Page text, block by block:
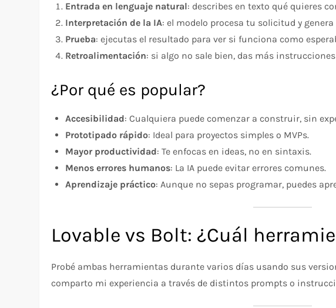
Entrada en lenguaje natural: describes en texto qué quieres
Interpretación de la IA: el modelo procesa tu solicitud y
Prueba: ejecutas el resultado para ver si funciona como
Retroalimentación: si algo no sale bien, das más
¿Por qué es popular?
Accesibilidad: Cualquiera puede comenzar a construir, sin
Prototipado rápido: Ideal para proyectos simples o MVPs.
Mayor productividad: Te enfocas en ideas, no en sintaxis.
Menos errores humanos: La IA puede evitar errores comunes.
Aprendizaje práctico: Aunque no sepas programar, puedes
Lovable vs Bolt: ¿Cuál
Probé ambas herramientas durante varios días usando sus
comparto mi experiencia a través de distintos prompts o